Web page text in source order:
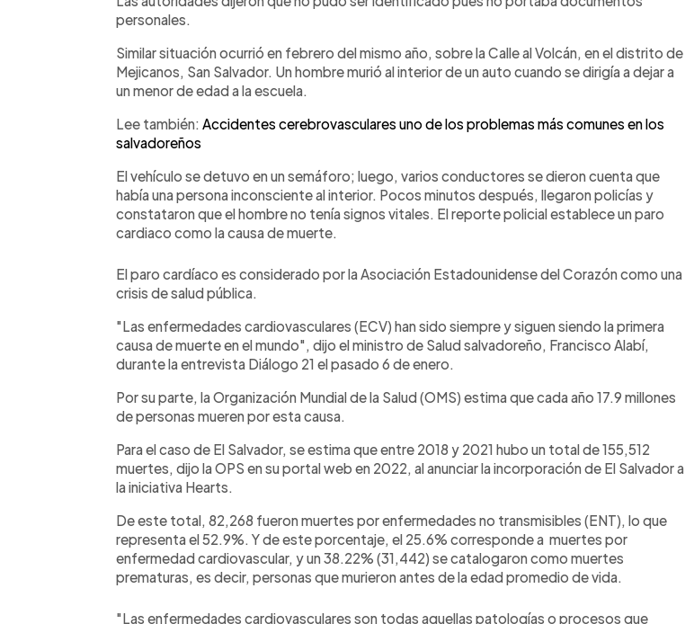
personales.
Similar situación ocurrió en febrero del mismo año, sobre la Calle al Volcán, en el distrito de
Mejicanos, San Salvador. Un hombre murió al interior de un auto cuando se dirigía a dejar a
un menor de edad a la escuela.
Lee también: Accidentes cerebrovasculares uno de los problemas más comunes en los
salvadoreños
El vehículo se detuvo en un semáforo; luego, varios conductores se dieron cuenta que
había una persona inconsciente al interior. Pocos minutos después, llegaron policías y
constataron que el hombre no tenía signos vitales. El reporte policial establece un paro
cardiaco como la causa de muerte.
El paro cardíaco es considerado por la Asociación Estadounidense del Corazón como una
crisis de salud pública.
"Las enfermedades cardiovasculares (ECV) han sido siempre y siguen siendo la primera
causa de muerte en el mundo", dijo el ministro de Salud salvadoreño, Francisco Alabí,
durante la entrevista Diálogo 21 el pasado 6 de enero.
Por su parte, la Organización Mundial de la Salud (OMS) estima que cada año 17.9 millones
de personas mueren por esta causa.
Para el caso de El Salvador, se estima que entre 2018 y 2021 hubo un total de 155,512
muertes, dijo la OPS en su portal web en 2022, al anunciar la incorporación de El Salvador a
la iniciativa Hearts.
De este total, 82,268 fueron muertes por enfermedades no transmisibles (ENT), lo que
representa el 52.9%. Y de este porcentaje, el 25.6% corresponde a muertes por
enfermedad cardiovascular, y un 38.22% (31,442) se catalogaron como muertes
prematuras, es decir, personas que murieron antes de la edad promedio de vida.
"Las enfermedades cardiovasculares son todas aquellas patologías o procesos que